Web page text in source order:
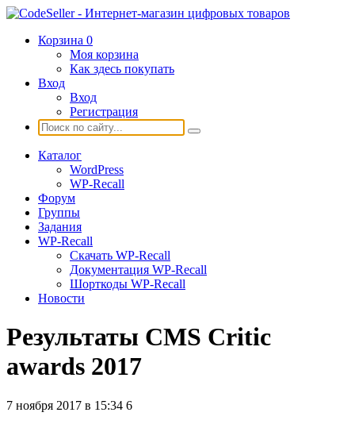
Корзина 0
Моя корзина
Как здесь покупать
Вход
Вход
Регистрация
Каталог
WordPress
WP-Recall
Форум
Группы
Задания
WP-Recall
Скачать WP-Recall
Документация WP-Recall
Шорткоды WP-Recall
Новости
Результаты CMS Critic
awards 2017
7 ноября 2017 в 15:34 6